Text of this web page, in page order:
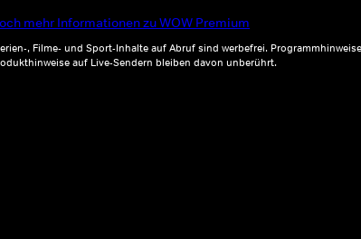
mehr Informationen zu WOW Premium
, Filme- und Sport-Inhalte auf Abruf sind werbefrei.
auf Live-Sendern bleiben davon unberührt.